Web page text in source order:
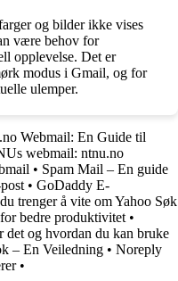
og bilder ikke vises
være behov for
opplevelse. Det er
modus i Gmail, og for
ulemper.
Webmail: En Guide til
webmail: ntnu.no
• Spam Mail – En guide
• GoDaddy E-
trenger å vite om Yahoo Søk
bedre produktivitet •
og hvordan du kan bruke
– En Veiledning • Noreply
•